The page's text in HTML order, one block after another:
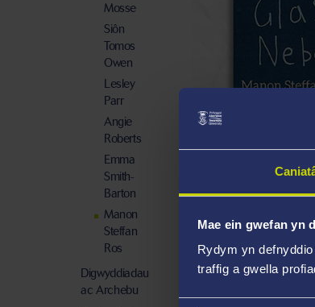
Mae ein gwefan yn
Rydym yn
traffig a gwella
Mosse
Siôn
Tomos
Owen
Lesley
Parr
Angie
Roberts
Emma
Smith-
Barton
Manon
Steffan
Ros
Digwyddiadau
ac Archebu